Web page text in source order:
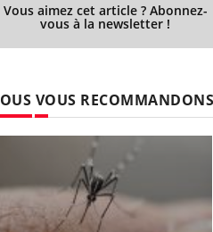
Vous aimez cet article ? Abonnez-
vous à la newsletter !
VOUS RECOMMANDONS
fer : comprendre pour
brouillard mental ou
Les symptômes de la
En